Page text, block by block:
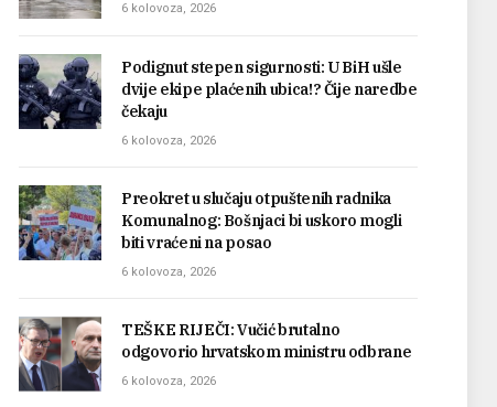
6 kolovoza, 2026
Podignut stepen sigurnosti: U BiH ušle
dvije ekipe plaćenih ubica!? Čije naredbe
čekaju
6 kolovoza, 2026
Preokret u slučaju otpuštenih radnika
Komunalnog: Bošnjaci bi uskoro mogli
biti vraćeni na posao
6 kolovoza, 2026
TEŠKE RIJEČI: Vučić brutalno
odgovorio hrvatskom ministru odbrane
6 kolovoza, 2026